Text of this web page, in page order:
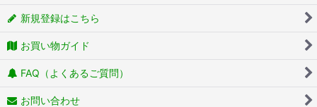
新規登録はこちら
お買い物ガイド
FAQ（よくあるご質問）
お問い合わせ